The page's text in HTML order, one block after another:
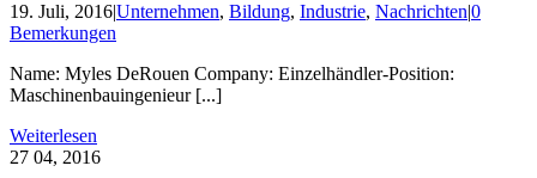
19. Juli, 2016|Unternehmen, Bildung, Industrie, Nachrichten|0
Bemerkungen
Name: Myles DeRouen Company: Einzelhändler-Position:
Maschinenbauingenieur [...]
Weiterlesen
27 04, 2016